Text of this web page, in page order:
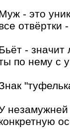
- это
отвёртки
- значит
по нему с